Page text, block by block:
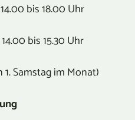
bis 18.00 Uhr
bis 15.30 Uhr
Samstag im Monat)